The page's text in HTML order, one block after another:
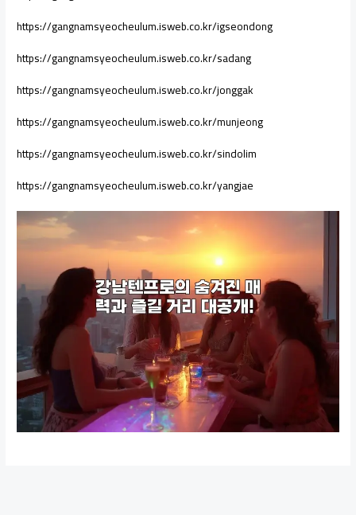
https://gangnamsyeocheulum.isweb.co.kr/igseondong
https://gangnamsyeocheulum.isweb.co.kr/sadang
https://gangnamsyeocheulum.isweb.co.kr/jonggak
https://gangnamsyeocheulum.isweb.co.kr/munjeong
https://gangnamsyeocheulum.isweb.co.kr/sindolim
https://gangnamsyeocheulum.isweb.co.kr/yangjae